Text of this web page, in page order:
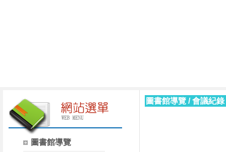
圖書館導覽
圖書館導覽 /會議紀錄